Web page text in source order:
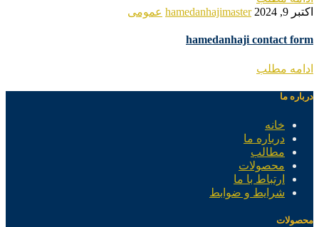
اکتبر 9, 2024
hamedanhajimaster عمومی
hamedanhaji contact form
ادامه مطلب
درباره ما
خانه
درباره ما
مطالب
محصولات
ارتباط با ما
شرایط و ضوابط
محصولات